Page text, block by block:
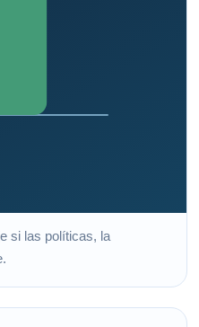
si las políticas, la